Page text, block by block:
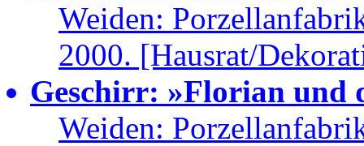
Weiden:
2000. [Hausrat/
Geschirr: »Florian und
Weiden: